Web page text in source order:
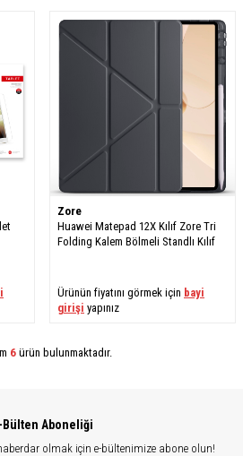
Zore
Huawei Matepad 12X Kılıf Zore Tri
Folding Kalem Bölmeli Standlı Kılıf
Ürünün fiyatını görmek için bayi
girişi yapınız
6ürün bulunmaktadır.
Bülten Aboneliği
olmak için e-bültenimize abone olun!